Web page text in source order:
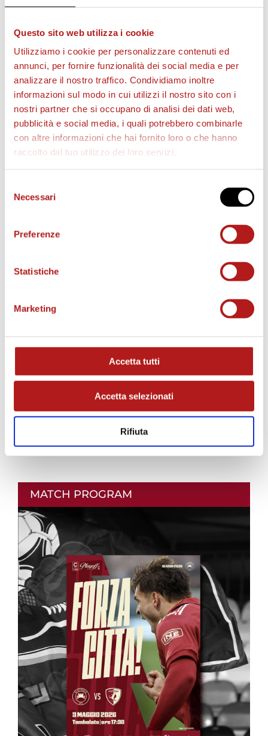
Questo sito web utilizza i cookie
Utilizziamo i cookie per personalizzare contenuti ed
annunci, per fornire funzionalità dei social media e per
analizzare il nostro traffico. Condividiamo inoltre
informazioni sul modo in cui utilizzi il nostro sito con i
nostri partner che si occupano di analisi dei dati web,
pubblicità e social media, i quali potrebbero combinarle
con altre informazioni che hai fornito loro o che hanno
raccolto dal tuo utilizzo dei loro servizi.
delNecessari
Preferenze
Statistiche
Marketing
Accetta tutti
Accetta selezionati
Rifiuta
BIGLIETTI
MATCH PROGRAM